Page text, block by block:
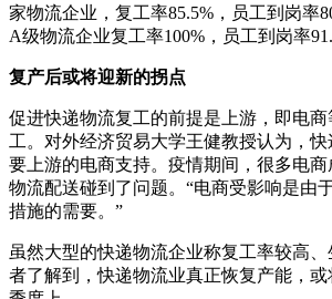
家物流企业，复工率85.5%，员工到岗率
A级物流企业复工率100%，员工到岗率
复产后或将迎新的拐点
促进快递物流复工的前提是上游，即电
工。对外经济贸易大学王健教授认为，
要上游的电商支持。疫情期间，很多电
物流配送碰到了问题。“电商受影响是由
措施的需要。”
虽然大型的快递物流企业称复工率较高
者了解到，快递物流业真正恢复产能，